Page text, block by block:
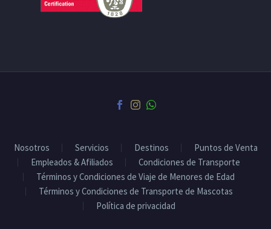
Nosotros Servicios Destinos
Puntos de Venta
Empleados & Afiliados
Condiciones de Transporte
Términos y Condiciones de Viaje de Menores de Edad
Términos y Condiciones de Transporte de Mascotas
Política de privacidad